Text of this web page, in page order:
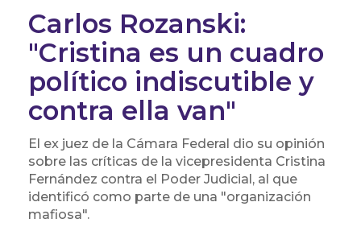
Carlos Rozanski:
"Cristina es un cuadro
político indiscutible y
contra ella van"
El ex juez de la Cámara Federal dio su opinión
sobre las críticas de la vicepresidenta Cristina
Fernández contra el Poder Judicial, al que
identificó como parte de una "organización
mafiosa".